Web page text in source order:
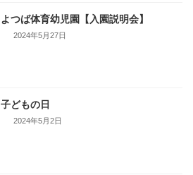
よつば体育幼児園【入園説明会】
2024年5月27日
子どもの日
2024年5月2日